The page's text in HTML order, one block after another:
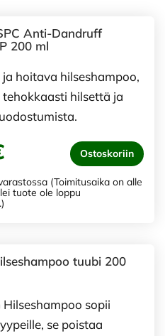
Anti-Dandruff
200 ml
hoitava hilseshampoo,
hilsettä ja
Ostoskoriin
(Toimitusaika on alle
tuote ole loppu
tuubi 200
Hilseshampoo sopii
se poistaa